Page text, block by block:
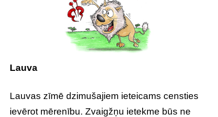
Lauva
Lauvas zīmē dzimušajiem ieteicams censties
ievērot mērenību. Zvaigžņu ietekme būs ne